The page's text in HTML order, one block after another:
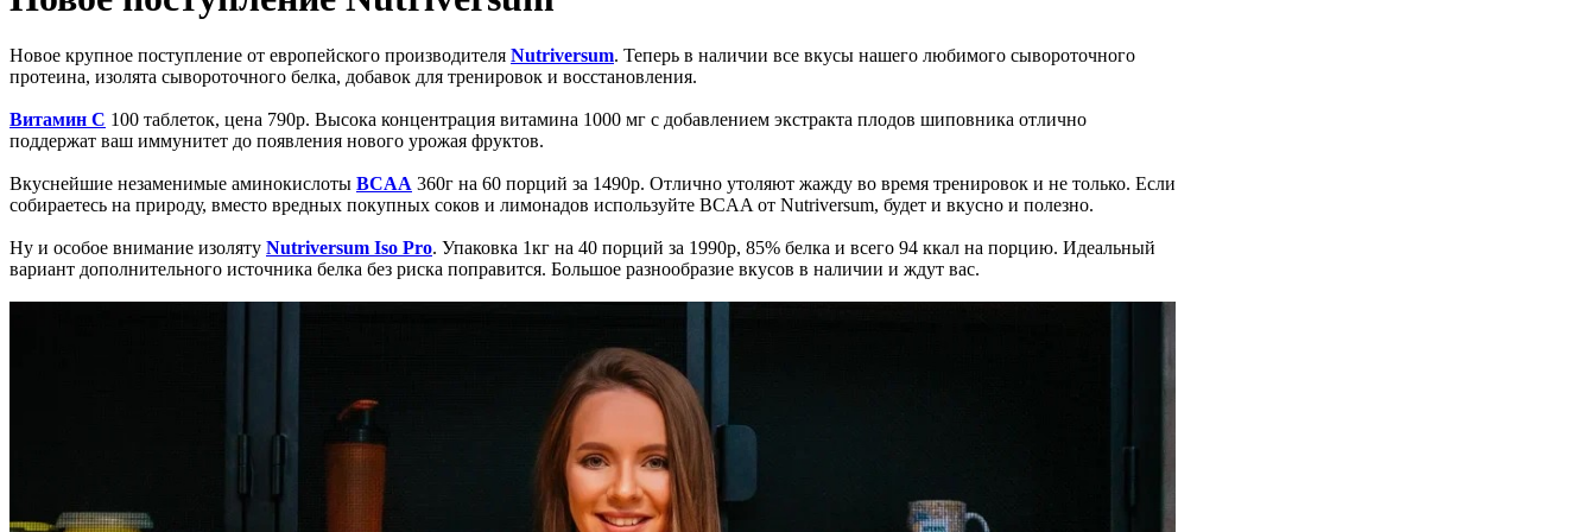
Новое крупное поступление от европейского производителя Nutriversum. Теперь в наличии все вкусы нашего любимого сывороточного
протеина, изолята сывороточного белка, добавок для тренировок и восстановления.
Витамин С 100 таблеток, цена 790р. Высока концентрация витамина 1000 мг с добавлением экстракта плодов шиповника отлично
поддержат ваш иммунитет до появления нового урожая фруктов.
Вкуснейшие незаменимые аминокислоты BCAA 360г на 60 порций за 1490р. Отлично утоляют жажду во время тренировок и не только. Если
собираетесь на природу, вместо вредных покупных соков и лимонадов используйте BCAA от Nutriversum, будет и вкусно и полезно.
Ну и особое внимание изоляту Nutriversum Iso Pro. Упаковка 1кг на 40 порций за 1990р, 85% белка и всего 94 ккал на порцию. Идеальный
вариант дополнительного источника белка без риска поправится. Большое разнообразие вкусов в наличии и ждут вас.